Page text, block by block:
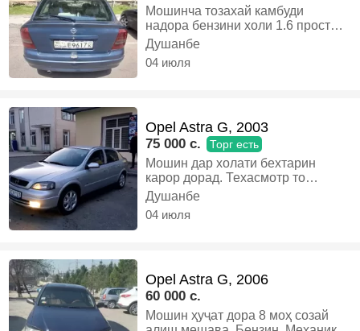
Мошинча тозахай камбуди
надора бензини холи 1.6 простой,
Бензин, Механика, Хэтчбек
Душанбе
04 июля
Opel Astra G, 2003
75 000 c. Торг есть
Мошин дар холати бехтарин
карор дорад. Техасмотр то
октябрь..утил дорад..балон нав.
Аккумулятор нав..салон
тоза..задаги надора..кондиционер
Хэтчбек
Душанбе
04 июля
Opel Astra G, 2006
60 000 c.
Мошин ҳуҷат дора 8 моҳ созай